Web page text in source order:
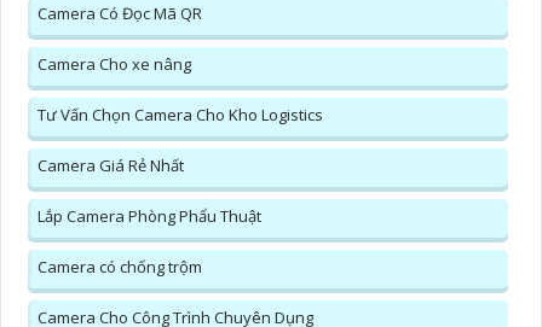
Camera Có Đọc Mã QR
Camera Cho xe nâng
Tư Vấn Chọn Camera Cho Kho Logistics
Camera Giá Rẻ Nhất
Lắp Camera Phòng Phẩu Thuật
Camera có chống trộm
Camera Cho Công Trình Chuyên Dụng